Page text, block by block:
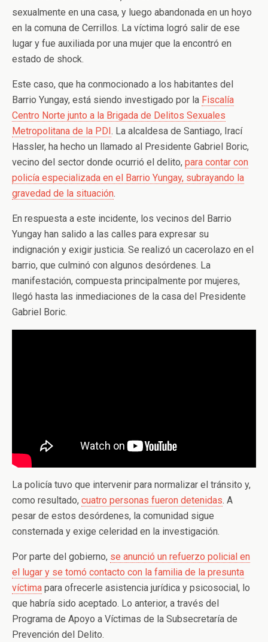
sexualmente en una casa, y luego abandonada en un hoyo
en la comuna de Cerrillos. La víctima logró salir de ese
lugar y fue auxiliada por una mujer que la encontró en
estado de shock.
Este caso, que ha conmocionado a los habitantes del
Barrio Yungay, está siendo investigado por la Fiscalía
Centro Norte junto a la Brigada de Delitos Sexuales
Metropolitana de la PDI . La alcaldesa de Santiago, Irací
Hassler, ha hecho un llamado al Presidente Gabriel Boric,
vecino del sector donde ocurrió el delito, para contar con
policía especializada en el Barrio Yungay, subrayando la
gravedad de la situación.
En respuesta a este incidente, los vecinos del Barrio
Yungay han salido a las calles para expresar su
indignación y exigir justicia. Se realizó un cacerolazo en el
barrio, que culminó con algunos desórdenes. La
manifestación, compuesta principalmente por mujeres,
llegó hasta las inmediaciones de la casa del Presidente
Gabriel Boric.
La policía tuvo que intervenir para normalizar el tránsito y,
como resultado, cuatro personas fueron detenidas. A
pesar de estos desórdenes, la comunidad sigue
consternada y exige celeridad en la investigación.
Por parte del gobierno, se anunció un refuerzo policial en
el lugar y se tomó contacto con la familia de la presunta
víctima para ofrecerle asistencia jurídica y psicosocial, lo
que habría sido aceptado. Lo anterior, a través del
Programa de Apoyo a Víctimas de la Subsecretaría de
Prevención del Delito.